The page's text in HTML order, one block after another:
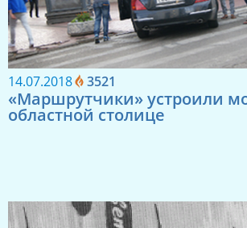
14.07.2018 3521
«Маршрутчики» устроили
областной столице